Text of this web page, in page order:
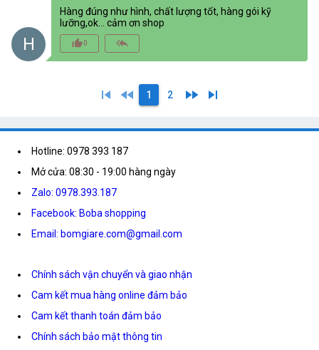
H
Hàng đúng như hình, chất lượng tốt, hàng gói kỹ
lưỡng,ok... cảm ơn shop
thumb_up_alt0 reply_all
skip_previous fast_rewind 1 2 fast_forward skip_next
Hotline: 0978 393 187
Mở cửa: 08:30 - 19:00 hàng ngày
Zalo: 0978.393.187
Facebook: Boba shopping
Email: bomgiare.com@gmail.com
Chính sách vận chuyển và giao nhận
Cam kết mua hàng online đảm bảo
Cam kết thanh toán đảm bảo
Chính sách bảo mật thông tin